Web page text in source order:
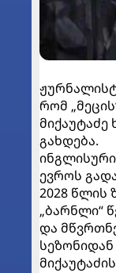
რომ
გახდება.
ევროს
2028 წლის
„ბარნლი“
და